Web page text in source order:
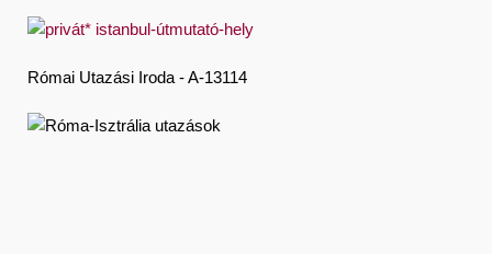
Français
Római Utazási Iroda - A-13114